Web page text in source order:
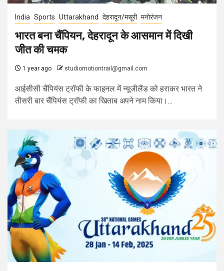
India Sports Uttarakhand देहरादून/मसूरी मनोरंजन
भारत बना चैंपियन, देहरादून के आसमान में दिखी
जीत की चमक
1 year ago studiomotiontrail@gmail.com
आईसीसी चैंपियंस ट्रॉफी के फाइनल में न्यूजीलैंड को हराकर भारत ने
तीसरी बार चैंपियंस ट्रॉफी का खिताब अपने नाम किया।...